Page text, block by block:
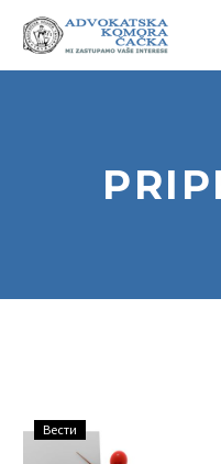
ЗА
Вести